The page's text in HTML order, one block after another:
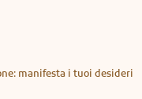
manifesta i tuoi desideri